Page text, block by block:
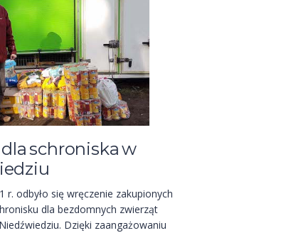
dla schroniska w
r. odbyło się wręczenie zakupionych
dla bezdomnych zwierząt
Dzięki zaangażowaniu